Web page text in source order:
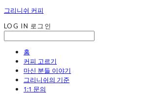
그리니쉬 커피
LOG IN 로그인
홈
커피 고르기
마신 분들 이야기
그리니쉬의 기준
1:1 문의